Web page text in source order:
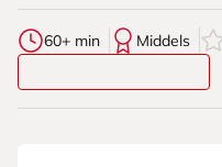
60+ min Middels 0